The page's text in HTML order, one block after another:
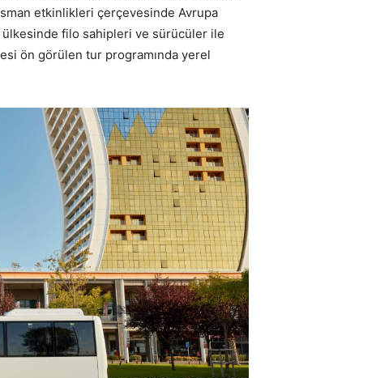
etkinlikleri çerçevesinde Avrupa
ülkesinde filo sahipleri ve sürücüler ile
ön görülen tur programında yerel